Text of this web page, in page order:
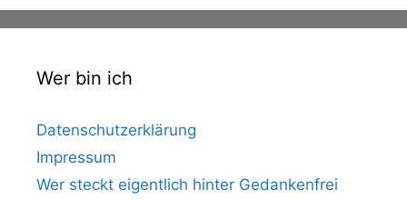
Wer bin ich
Datenschutzerklärung
Impressum
Wer steckt eigentlich hinter Gedankenfrei